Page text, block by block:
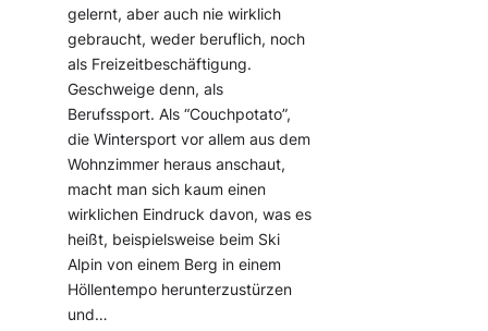
gelernt, aber auch nie wirklich
gebraucht, weder beruflich, noch
als Freizeitbeschäftigung.
Geschweige denn, als
Berufssport. Als “Couchpotato”,
die Wintersport vor allem aus dem
Wohnzimmer heraus anschaut,
macht man sich kaum einen
wirklichen Eindruck davon, was es
heißt, beispielsweise beim Ski
Alpin von einem Berg in einem
Höllentempo herunterzustürzen
und…